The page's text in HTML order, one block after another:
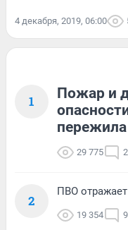
4 декабря, 2019, 06:00
1
Пожар и
29 775
2
ПВО
19 354